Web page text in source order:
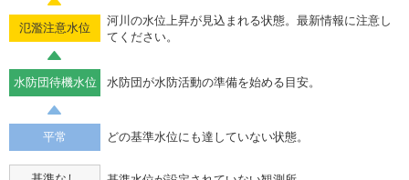
氾濫注意水位
河川の水位上昇が見込まれる状態。最新情報に注意し
てください。
水防団待機水位 水防団が水防活動の準備を始める目安。
平常 どの基準水位にも達していない状態。